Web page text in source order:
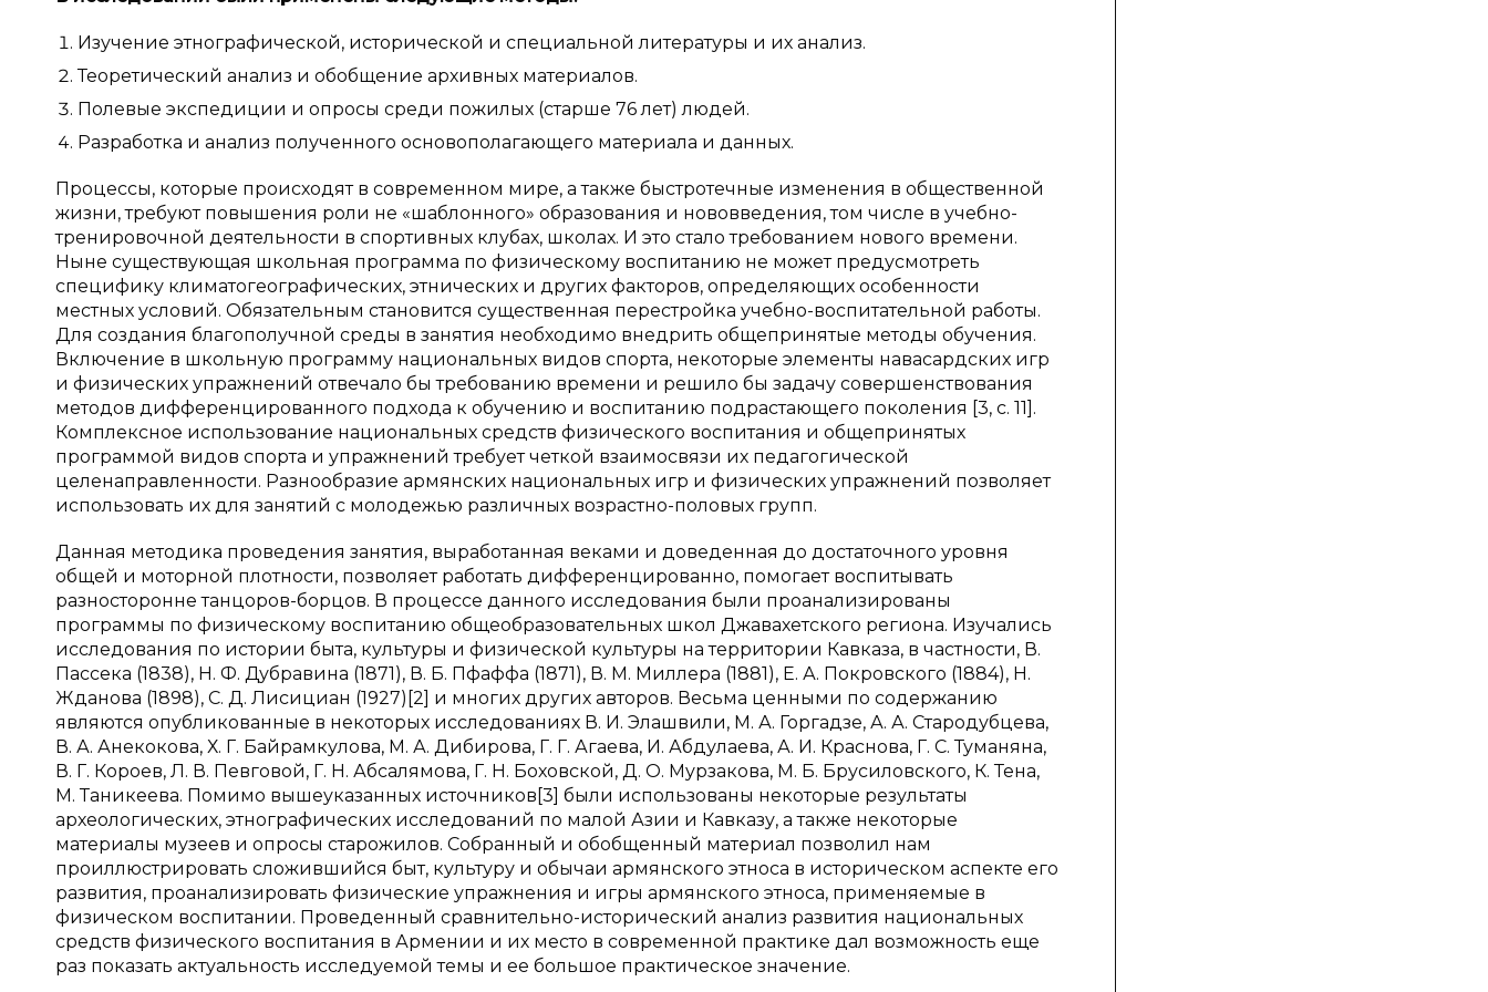
Изучение этнографической, исторической и специальной литературы и их анализ.
Теоретический анализ и обобщение архивных материалов.
Полевые экспедиции и опросы среди пожилых (старше 76 лет) людей.
Разработка и анализ полученного основополагающего материала и данных.
Процессы, которые происходят в современном мире, а также быстротечные изменения в общественной
жизни, требуют повышения роли не «шаблонного» образования и нововведения, том числе в учебно-
тренировочной деятельности в спортивных клубах, школах. И это стало требованием нового времени.
Ныне существующая школьная программа по физическому воспитанию не может предусмотреть
специфику климатогеографических, этнических и других факторов, определяющих особенности
местных условий. Обязательным становится существенная перестройка учебно-воспитательной работы.
Для создания благополучной среды в занятия необходимо внедрить общепринятые методы обучения.
Включение в школьную программу национальных видов спорта, некоторые элементы навасардских игр
и физических упражнений отвечало бы требованию времени и решило бы задачу совершенствования
методов дифференцированного подхода к обучению и воспитанию подрастающего поколения [3, с. 11].
Комплексное использование национальных средств физического воспитания и общепринятых
программой видов спорта и упражнений требует четкой взаимосвязи их педагогической
целенаправленности. Разнообразие армянских национальных игр и физических упражнений позволяет
использовать их для занятий с молодежью различных возрастно-половых групп.
Данная методика проведения занятия, выработанная веками и доведенная до достаточного уровня
общей и моторной плотности, позволяет работать дифференцированно, помогает воспитывать
разносторонне танцоров-борцов. В процессе данного исследования были проанализированы
программы по физическому воспитанию общеобразовательных школ Джавахетского региона. Изучались
исследования по истории быта, культуры и физической культуры на территории Кавказа, в частности, В.
Пассека (1838), Н. Ф. Дубравина (1871), В. Б. Пфаффа (1871), В. М. Миллера (1881), Е. А. Покровского (1884), Н.
Жданова (1898), С. Д. Лисициан (1927)[2] и многих других авторов. Весьма ценными по содержанию
являются опубликованные в некоторых исследованиях В. И. Элашвили, М. А. Горгадзе, А. А. Стародубцева,
В. А. Анекокова, Х. Г. Байрамкулова, М. А. Дибирова, Г. Г. Агаева, И. Абдулаева, А. И. Краснова, Г. С. Туманяна,
В. Г. Короев, Л. В. Певговой, Г. Н. Абсалямова, Г. Н. Боховской, Д. О. Мурзакова, М. Б. Брусиловского, К. Тена,
М. Таникеева. Помимо вышеуказанных источников[3] были использованы некоторые результаты
археологических, этнографических исследований по малой Азии и Кавказу, а также некоторые
материалы музеев и опросы старожилов. Собранный и обобщенный материал позволил нам
проиллюстрировать сложившийся быт, культуру и обычаи армянского этноса в историческом аспекте его
развития, проанализировать физические упражнения и игры армянского этноса, применяемые в
физическом воспитании. Проведенный сравнительно-исторический анализ развития национальных
средств физического воспитания в Армении и их место в современной практике дал возможность еще
раз показать актуальность исследуемой темы и ее большое практическое значение.